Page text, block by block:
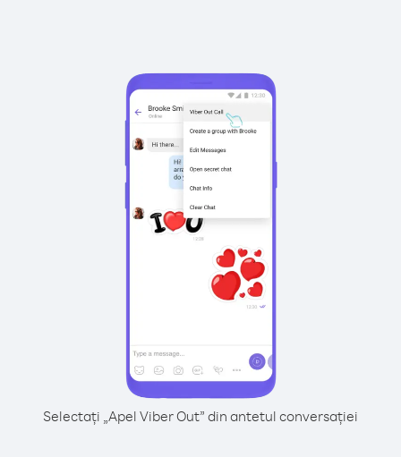
Selectați „Apel Viber Out” din antetul conversației